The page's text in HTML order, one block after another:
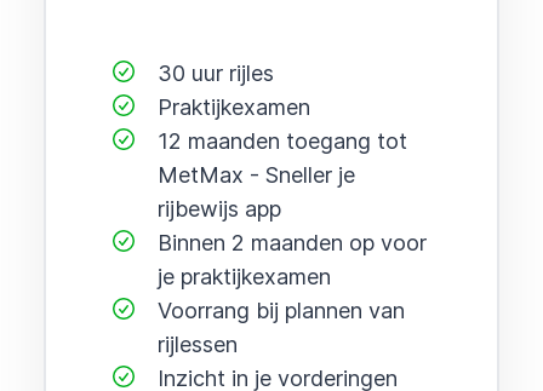
30 uur rijles
Praktijkexamen
12 maanden toegang tot
MetMax - Sneller je
rijbewijs app
Binnen 2 maanden op voor
je praktijkexamen
Voorrang bij plannen van
rijlessen
Inzicht in je vorderingen